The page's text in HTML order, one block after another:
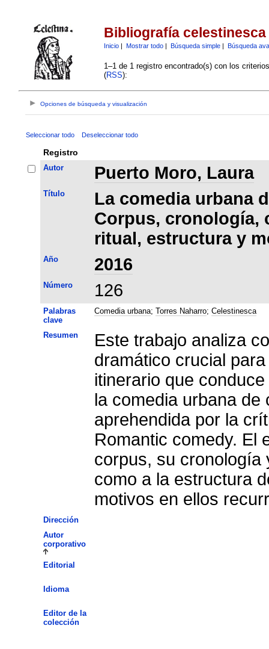
Bibliografía celestinesca
Inicio| Mostrar todo| Búsqueda simple| Búsqueda
1–1 de 1 registro encontrado(s) con los
(RSS):
Opciones de búsqueda y visualización
Seleccionar todo Deseleccionar todo
Registro
Autor Puerto Moro, Laura
Título
La comedia urbana
Corpus, cronología,
ritual, estructura y
Año 2016
Número 126
Palabras
clave
Comedia urbana; Torres Naharro; Celestinesca
Resumen
Este trabajo analiza
dramático crucial
itinerario que
la comedia urbana
aprehendida por la
Romantic comedy. El
corpus, su cronología
como a la estructura
motivos en ellos
Dirección
Autor
corporativo
Editorial
Idioma
Editor de la
colección